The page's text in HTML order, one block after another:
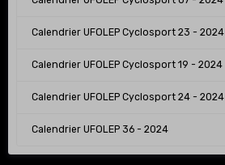
Calendrier UFOLEP Cyclosport 23 - 2024
Calendrier UFOLEP Cyclosport 19 - 2024
Calendrier UFOLEP Cyclosport 24 - 2024
Calendrier UFOLEP 36 - 2024